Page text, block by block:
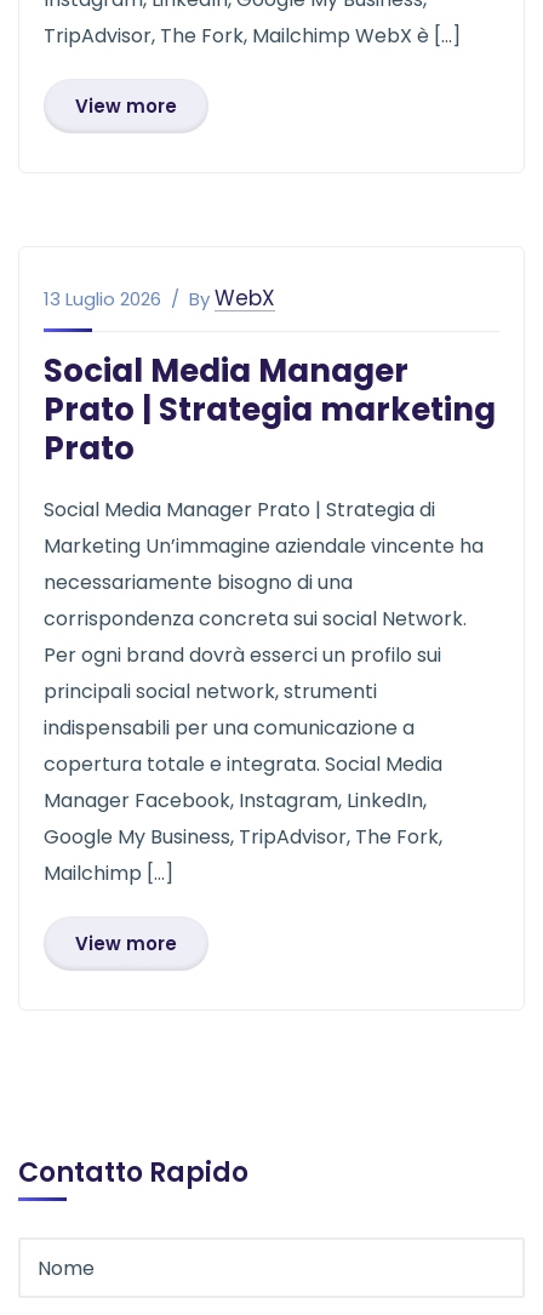
TripAdvisor, The Fork, Mailchimp WebX è […]
View more
13 Luglio 2026 ByWebX
Social Media Manager
Prato | Strategia marketing
Prato
Social Media Manager Prato | Strategia di
Marketing Un’immagine aziendale vincente ha
necessariamente bisogno di una
corrispondenza concreta sui social Network.
Per ogni brand dovrà esserci un profilo sui
principali social network, strumenti
indispensabili per una comunicazione a
copertura totale e integrata. Social Media
Manager Facebook, Instagram, LinkedIn,
Google My Business, TripAdvisor, The Fork,
Mailchimp […]
View more
Contatto Rapido